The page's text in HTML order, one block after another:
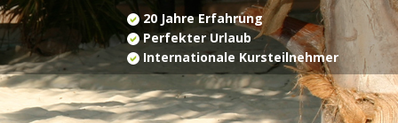
20 Jahre Erfahrung
Perfekter Urlaub
Internationale Kursteilnehmer